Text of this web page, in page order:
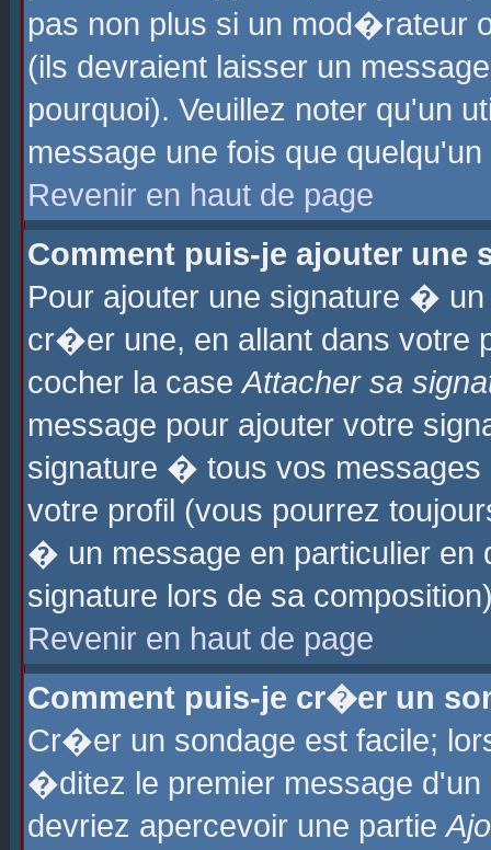
pas non plus si un mod�rateur
(ils devraient laisser un
pourquoi). Veuillez noter qu'un
message une fois que
Revenir en haut de page
Comment puis-je ajouter une
Pour ajouter une signature �
cr�er une, en allant dans
cocher la caseAttacher sa
message pour ajouter votre
signature � tous vos
votre profil (vous pourrez
� un message en particulier
signature lors de sa
Revenir en haut de page
Comment puis-je cr�er un
Cr�er un sondage est facile;
�ditez le premier message
devriez apercevoir une partie